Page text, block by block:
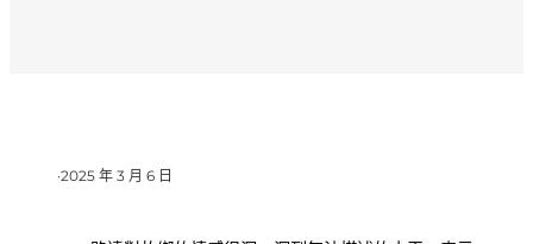
·2025 年 3 月 6 日